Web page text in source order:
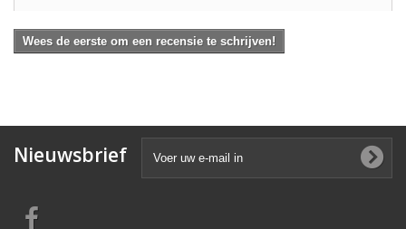
Wees de eerste om een recensie te schrijven!
Nieuwsbrief